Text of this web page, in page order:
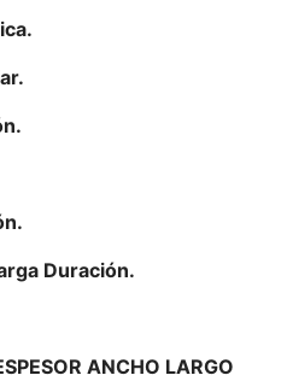
Duración.
ANCHO LARGO